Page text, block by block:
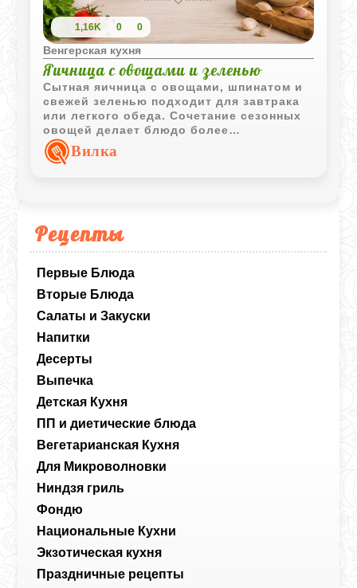
Рецепты
Первые Блюда
Вторые Блюда
Салаты и Закуски
Напитки
Десерты
Выпечка
Детская Кухня
ПП и диетические блюда
Вегетарианская Кухня
Для Микроволновки
Ниндзя гриль
Фондю
Национальные Кухни
Экзотическая кухня
Праздничные рецепты
1,16K 0 0
Венгерская кухня
Яичница с овощами и зеленью
Сытная яичница с овощами, шпинатом и
свежей зеленью подходит для завтрака
или легкого обеда. Сочетание сезонных
овощей делает блюдо более
насыщенным и ароматным.
Вилка